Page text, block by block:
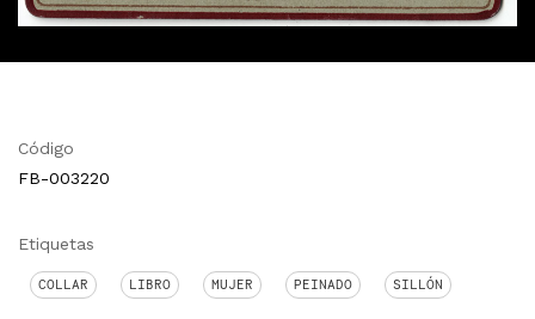
Código
FB-003220
Etiquetas
COLLAR LIBRO MUJER PEINADO SILLÓN